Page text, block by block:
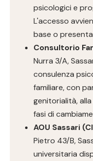
psicologici e
L'accesso
base o
Consultorio
Nurra 3/A,
consulenza
familiare, con
genitorialità,
fasi di
AOU Sassari
Pietro 43/B,
universitaria